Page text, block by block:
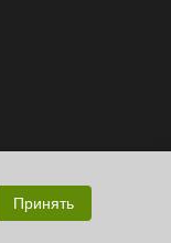
Принять